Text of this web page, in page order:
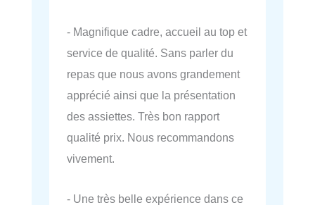
- Magnifique cadre, accueil au top et
service de qualité. Sans parler du
repas que nous avons grandement
apprécié ainsi que la présentation
des assiettes. Très bon rapport
qualité prix. Nous recommandons
vivement.
- Une très belle expérience dans ce